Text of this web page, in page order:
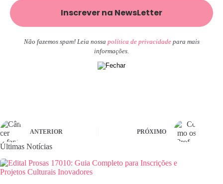
Não fazemos spam! Leia nossa política de privacidadepara mais
informações.
ANTERIOR PRÓXIMO
Últimas Notícias